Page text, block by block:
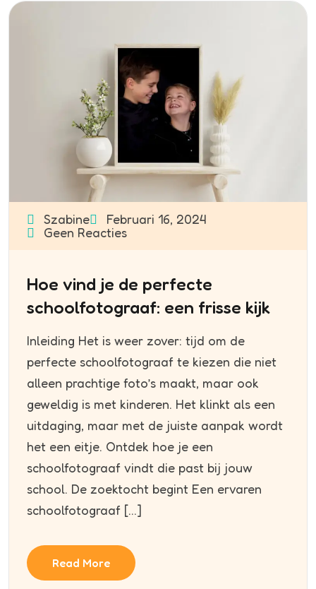
Szabine
Februari 16, 2024
Geen Reacties
Hoe vind je de perfecte
schoolfotograaf: een frisse kijk
Inleiding Het is weer zover: tijd om de
perfecte schoolfotograaf te kiezen die niet
alleen prachtige foto’s maakt, maar ook
geweldig is met kinderen. Het klinkt als een
uitdaging, maar met de juiste aanpak wordt
het een eitje. Ontdek hoe je een
schoolfotograaf vindt die past bij jouw
school. De zoektocht begint Een ervaren
schoolfotograaf […]
Read More